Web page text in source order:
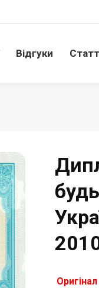
Відгуки
Оригінал